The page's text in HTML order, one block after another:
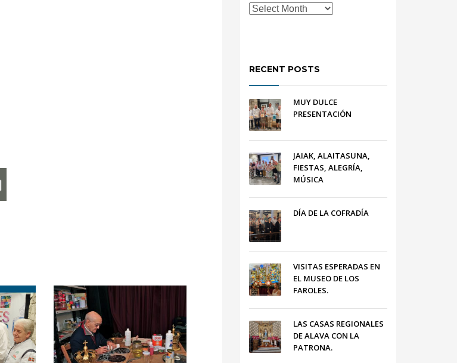
RECENT POSTS
MUY DULCE
PRESENTACIÓN
JAIAK, ALAITASUNA,
FIESTAS, ALEGRÍA,
MÚSICA
DÍA DE LA COFRADÍA
VISITAS ESPERADAS EN
EL MUSEO DE LOS
FAROLES.
LAS CASAS REGIONALES
DE ALAVA CON LA
PATRONA.